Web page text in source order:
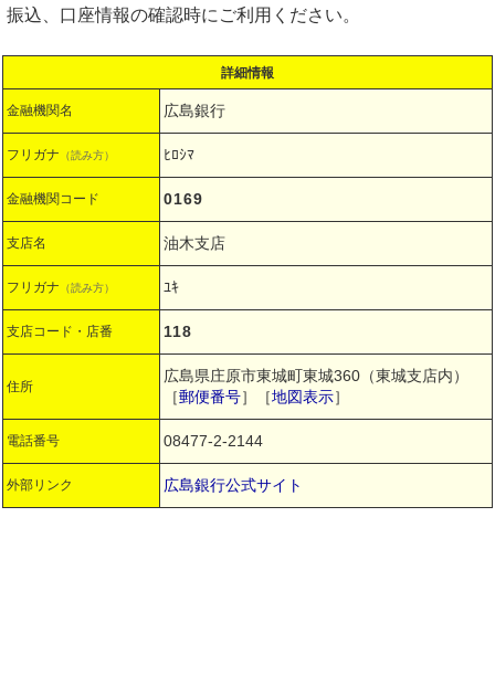
振込、口座情報の確認時にご利用ください。
詳細情報
金融機関名 広島銀行
フリガナ （読み方） ﾋﾛｼﾏ
金融機関コード 0169
支店名 油木支店
フリガナ （読み方） ﾕｷ
支店コード・店番 118
住所
広島県庄原市東城町東城360（東城支店内）
［郵便番号］［地図表示］
電話番号 08477-2-2144
外部リンク 広島銀行公式サイト